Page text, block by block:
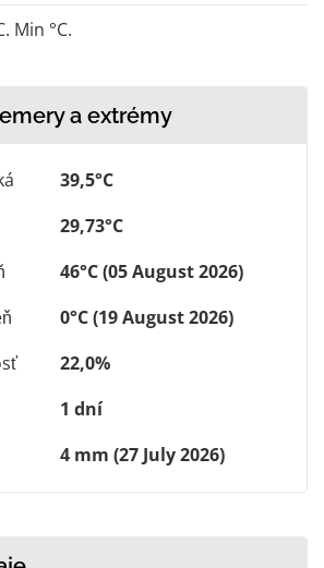
Min °C.
a extrémy
39,5°C
29,73°C
46°C (05 August 2026)
0°C (19 August 2026)
22,0%
1 dní
4 mm (27 July 2026)